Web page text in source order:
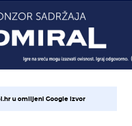
u omiljeni Google izvor